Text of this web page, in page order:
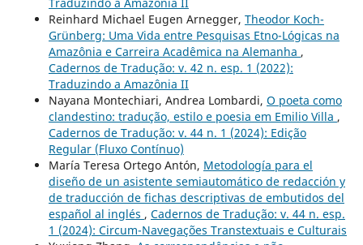
Reinhard Michael Eugen Arnegger, Theodor Koch-
Grünberg: Uma Vida entre Pesquisas Etno-Lógicas na
Amazônia e Carreira Acadêmica na Alemanha ,
Cadernos de Tradução: v. 42 n. esp. 1 (2022):
Traduzindo a Amazônia II
Nayana Montechiari, Andrea Lombardi, O poeta como
clandestino: tradução, estilo e poesia em Emilio Villa ,
Cadernos de Tradução: v. 44 n. 1 (2024): Edição
Regular (Fluxo Contínuo)
María Teresa Ortego Antón, Metodología para el
diseño de un asistente semiautomático de redacción y
de traducción de fichas descriptivas de embutidos del
español al inglés , Cadernos de Tradução: v. 44 n. esp.
1 (2024): Circum-Navegações Transtextuais e Culturais